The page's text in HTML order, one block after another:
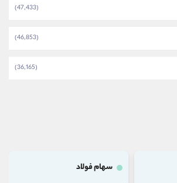
(47,433)
(46,853)
(36,165)
سهام فولاد